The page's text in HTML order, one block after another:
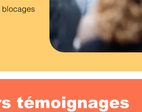
blocages
témoignages